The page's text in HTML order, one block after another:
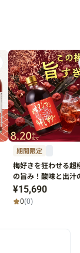
期間限定
梅好きを狂わせる超
の旨み！酸味と出汁
け算にハマる究極の
「旨味マシマシ梅干
ワー」
¥15,690
0(0)